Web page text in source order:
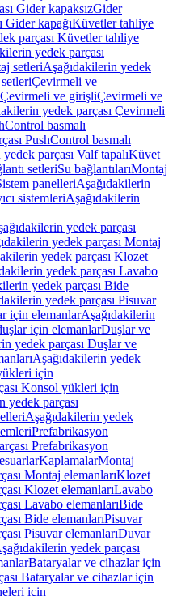
Gider kapaksızGider
Gider kapağıKüvetler tahliye
parçası Küvetler tahliye
yedek parçası
setleriAşağıdakilerin yedek
Çevirmeli ve
Çevirmeli ve girişliÇevirmeli ve
yedek parçası Çevirmeli
basmalı
PushControl basmalı
parçası Valf tapalıKüvet
setleriSu bağlantılarıMontaj
panelleriAşağıdakilerin
sistemleriAşağıdakilerin
yedek parçası
yedek parçası Montaj
yedek parçası Klozet
yedek parçası Lavabo
yedek parçası Bide
yedek parçası Pisuvar
için elemanlarAşağıdakilerin
için elemanlarDuşlar ve
yedek parçası Duşlar ve
Aşağıdakilerin yedek
için
Konsol yükleri için
yedek parçası
Aşağıdakilerin yedek
Prefabrikasyon
Prefabrikasyon
KaplamalarMontaj
Montaj elemanlarıKlozet
Klozet elemanlarıLavabo
Lavabo elemanlarıBide
Bide elemanlarıPisuvar
Pisuvar elemanlarıDuvar
yedek parçası
Bataryalar ve cihazlar için
Bataryalar ve cihazlar için
için